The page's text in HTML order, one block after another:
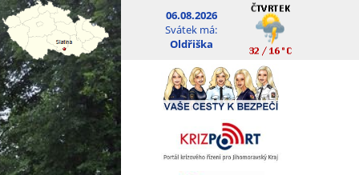
06.08.2026
Svátek má:
Oldřiška